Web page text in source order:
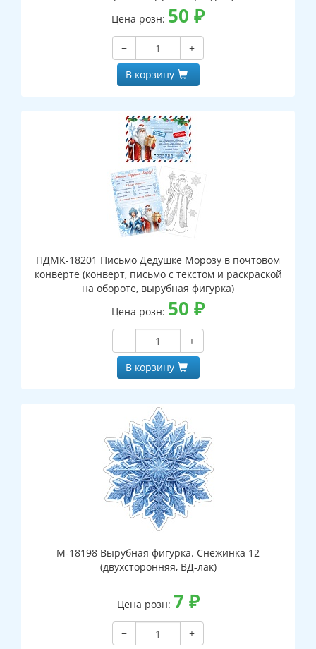
Цена розн: 50 ₽
−
+
В корзину
ПДМК-18201 Письмо Дедушке Морозу в почтовом
конверте (конверт, письмо с текстом и раскраской
на обороте, вырубная фигурка)
Цена розн: 50 ₽
−
+
В корзину
М-18198 Вырубная фигурка. Снежинка 12
(двухсторонняя, ВД-лак)
Цена розн: 7 ₽
−
+